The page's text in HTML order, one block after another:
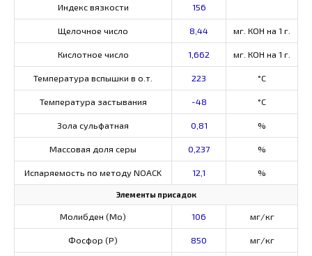
Индекс вязкости 156
Щелочное число 8,44 мг. КОН на 1 г.
Кислотное число 1,662 мг. КОН на 1 г.
Температура вспышки в о.т. 223 °C
Температура застывания -48 °C
Зола сульфатная 0,81 %
Массовая доля серы 0,237 %
Испаряемость по методу NOACK 12,1 %
Элементы присадок
Молибден (Мо) 106 мг/кг
Фосфор (Р) 850 мг/кг